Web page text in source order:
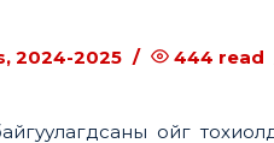
2024-2025 444 read
ойг